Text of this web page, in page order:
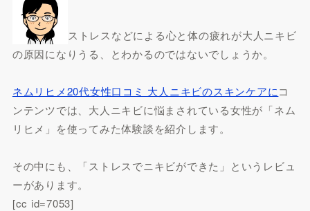
ストレスなどによる心と体の疲れが大人ニキビ
の原因になりうる、とわかるのではないでしょうか。
ネムリヒメ20代女性口コミ 大人ニキビのスキンケアにコ
ンテンツでは、大人ニキビに悩まされている女性が「ネム
リヒメ」を使ってみた体験談を紹介します。
その中にも、「ストレスでニキビができた」というレビュ
ーがあります。
[cc id=7053]